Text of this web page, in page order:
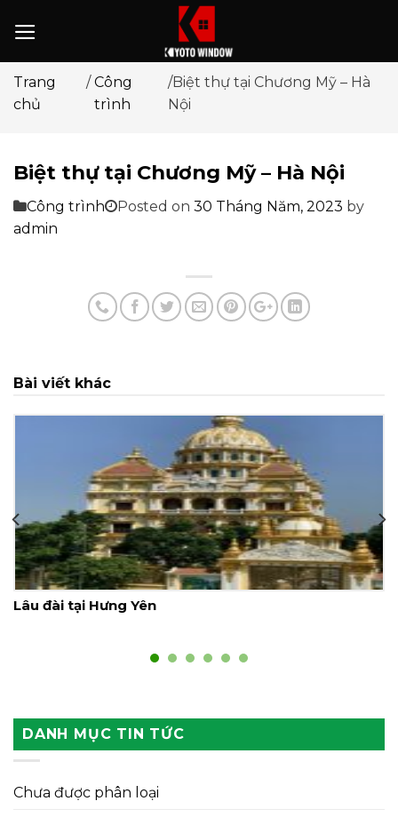
Trang
chủ
/Công
trình
/Biệt thự tại Chương Mỹ – Hà
Nội
Biệt thự tại Chương Mỹ – Hà Nội
Công trình Posted on 30 Tháng Năm, 2023 by
admin
Bài viết khác
Lâu đài tại Hưng Yên
DANH MỤC TIN TỨC
Chưa được phân loại